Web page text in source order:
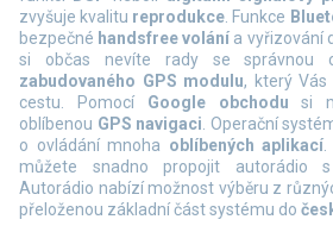
zvyšuje kvalitu reprodukce. Funkce
bezpečné handsfree volání a vyřizování
si občas nevíte rady se správnou
zabudovaného GPS modulu, který Vás
cestu. PomocíGoogle obchodu si
oblíbenou GPS navigaci. Operační
o ovládání mnoha oblíbených aplikací.
můžete snadno propojit autorádio
Autorádio nabízí možnost výběru z
přeloženou základní část systému do